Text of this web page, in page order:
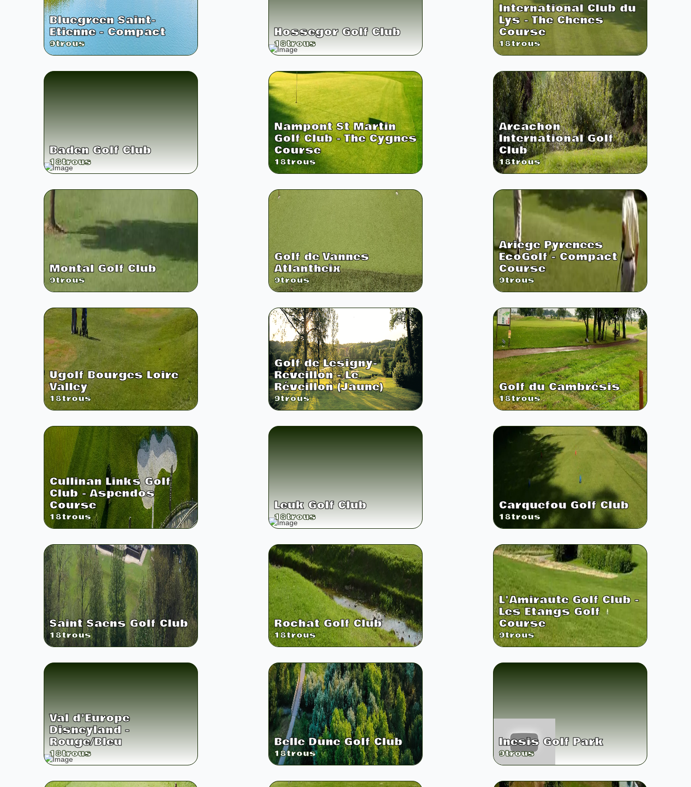
Bluegreen Saint-
Etienne - Compact
9trous
Hossegor Golf Club
18trous
International Club du
Lys - The Chenes
Course
18trous
Baden Golf Club
18trous
Nampont St Martin
Golf Club - The Cygnes
Course
18trous
Arcachon
International Golf
Club
18trous
Montal Golf Club
9trous
Golf de Vannes
Atlantheix
9trous
Ariege Pyrenees
EcoGolf - Compact
Course
9trous
Ugolf Bourges Loire
Valley
18trous
Golf de Lesigny-
Reveillon - Le
Réveillon (Jaune)
9trous
Golf du Cambrésis
18trous
Cullinan Links Golf
Club - Aspendos
Course
18trous
Leuk Golf Club
18trous
Carquefou Golf Club
18trous
Saint Saens Golf Club
18trous
Rochat Golf Club
18trous
L'Amiraute Golf Club -
Les Etangs Golf
Course
9trous
Val d'Europe
Disneyland -
Rouge/Bleu
18trous
Belle Dune Golf Club
18trous
Inesis Golf Park
9trous